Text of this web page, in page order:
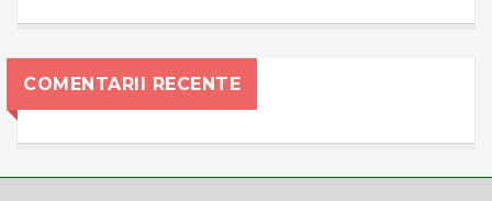
COMENTARII RECENTE